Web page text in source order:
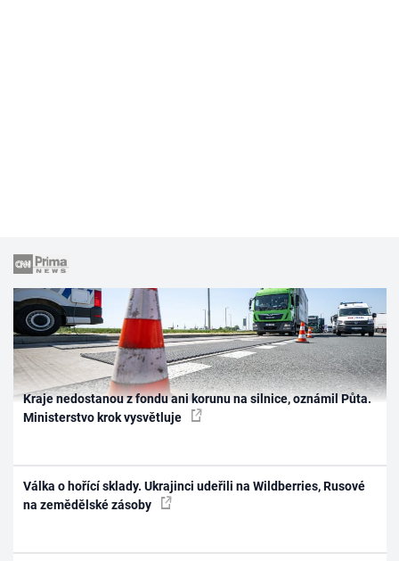
Kraje nedostanou z fondu ani korunu na silnice, oznámil Půta.
Ministerstvo krok vysvětluje
Válka o hořící sklady. Ukrajinci udeřili na Wildberries, Rusové
na zemědělské zásoby